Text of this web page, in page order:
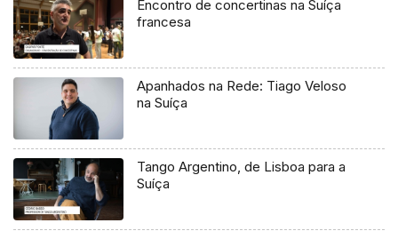
Encontro de concertinas na Suíça
francesa
Apanhados na Rede: Tiago Veloso
na Suíça
Tango Argentino, de Lisboa para a
Suíça